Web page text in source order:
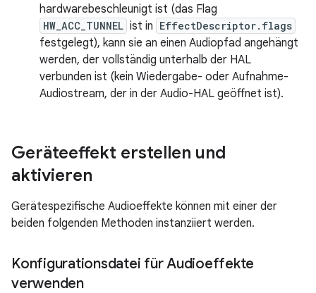
hardwarebeschleunigt ist (das Flag
HW_ACC_TUNNEL ist in EffectDescriptor.flags
festgelegt), kann sie an einen Audiopfad angehängt
werden, der vollständig unterhalb der HAL
verbunden ist (kein Wiedergabe- oder Aufnahme-
Audiostream, der in der Audio-HAL geöffnet ist).
Geräteeffekt erstellen und
aktivieren
Gerätespezifische Audioeffekte können mit einer der
beiden folgenden Methoden instanziiert werden.
Konfigurationsdatei für Audioeffekte
verwenden